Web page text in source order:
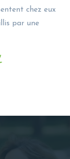
chez eux
par une